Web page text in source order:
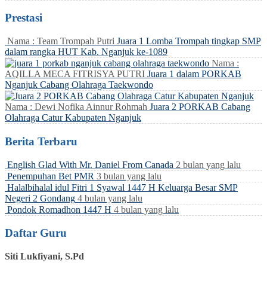
Prestasi
Nama : Team Trompah Putri Juara 1 Lomba Trompah tingkap SMP
dalam rangka HUT Kab. Nganjuk ke-1089
Nama :
AQILLA MECA FITRISYA PUTRI Juara 1 dalam PORKAB
Nganjuk Cabang Olahraga Taekwondo
Nama : Dewi Nofika Ainnur Rohmah Juara 2 PORKAB Cabang
Olahraga Catur Kabupaten Nganjuk
Berita Terbaru
English Glad With Mr. Daniel From Canada 2 bulan yang lalu
Penempuhan Bet PMR 3 bulan yang lalu
Halalbihalal idul Fitri 1 Syawal 1447 H Keluarga Besar SMP
Negeri 2 Gondang 4 bulan yang lalu
Pondok Romadhon 1447 H 4 bulan yang lalu
Daftar Guru
Siti Lukfiyani, S.Pd